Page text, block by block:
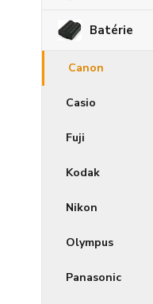
Batérie
Canon
Casio
Fuji
Kodak
Nikon
Olympus
Panasonic